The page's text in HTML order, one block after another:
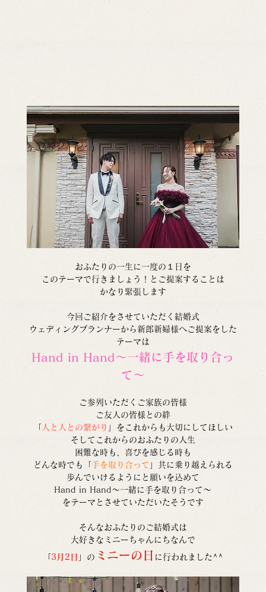
おふたりの一生に一度の１日を
このテーマで行きましょう！とご提案することは
かなり緊張します
今回ご紹介をさせていただく結婚式
ウェディングプランナーから新郎新婦様へご提案をした
テーマは
Hand in Hand～一緒に手を取り合っ
て～
ご参列いただくご家族の皆様
ご友人の皆様との絆
人と人との繋がり 」をこれからも大切にしてほしい
そしてこれからのおふたりの人生
困難な時も、喜びを感じる時も
どんな時でも「 手を取り合って 」共に乗り越えられる
歩んでいけるようにと願いを込めて
Hand in Hand～一緒に手を取り合って～
をテーマとさせていただいたそうです
そんなおふたりのご結婚式は
大好きなミニーちゃんにちなんで
3月2日 」の ミニーの日 に行われました^^